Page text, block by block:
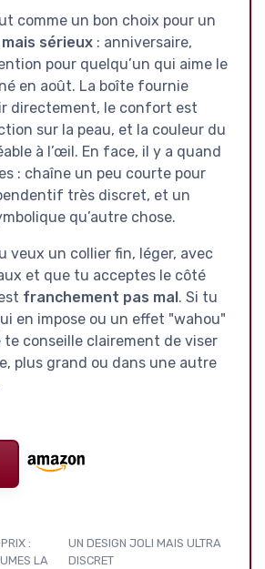
comme un bon choix pour un
sérieux : anniversaire,
pour quelqu’un qui aime le
en août. La boîte fournie
directement, le confort est
sur la peau, et la couleur du
à l’œil. En face, il y a quand
: chaîne un peu courte pour
très discret, et un
qu’autre chose.
veux un collier fin, léger, avec
et que tu acceptes le côté
franchement pas mal. Si tu
en impose ou un effet "wahou"
te conseille clairement de viser
plus grand ou dans une autre
:
LA
UN DESIGN JOLI MAIS ULTRA
DISCRET